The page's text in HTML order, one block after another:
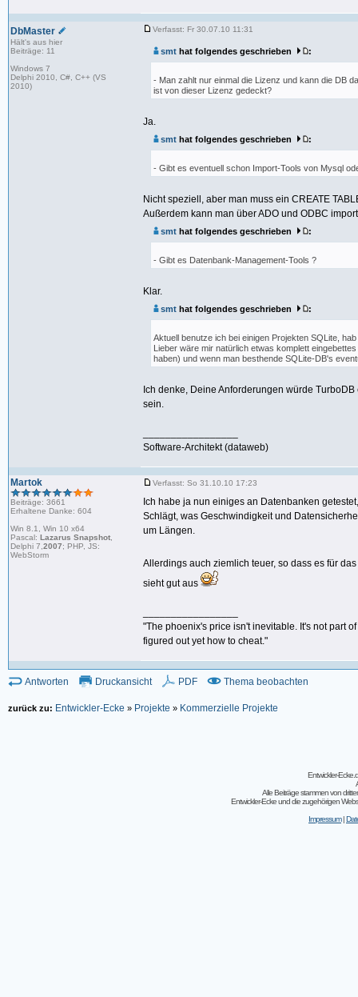
DbMaster
Hält's aus hier
Beiträge: 11
Windows 7
Delphi 2010, C#, C++ (VS
2010)
Verfasst: Fr 30.07.10 11:31
smt hat folgendes geschrieben :
- Man zahlt nur einmal die Lizenz und kann die DB
ist von dieser Lizenz gedeckt?
Ja.
smt hat folgendes geschrieben :
- Gibt es eventuell schon Import-Tools von Mysql
Nicht speziell, aber man muss ein CREATE
Außerdem kann man über ADO und ODBC
smt hat folgendes geschrieben :
- Gibt es Datenbank-Management-Tools ?
Klar.
smt hat folgendes geschrieben :
Aktuell benutze ich bei einigen Projekten SQLite,
Lieber wäre mir natürlich etwas komplett
haben) und wenn man besthende SQLite-DB's
Ich denke, Deine Anforderungen würde
sein.
Software-Architekt (dataweb)
Martok
Beiträge: 3661
Erhaltene Danke: 604
Win 8.1, Win 10 x64
Pascal: Lazarus Snapshot
Delphi 7, 2007; PHP, JS:
WebStorm
Verfasst: So 31.10.10 17:23
Ich habe ja nun einiges an Datenbanken
Schlägt, was Geschwindigkeit und
um Längen.
Allerdings auch ziemlich teuer, so dass es für
sieht gut aus
"The phoenix's price isn't inevitable. It's not part
figured out yet how to cheat."
Antworten Druckansicht PDF Thema beobachten
zurück zu: Entwickler-Ecke » Projekte » Kommerzielle Projekte
Entwickler-
Alle Beiträge stammen von
Entwickler-Ecke und die zugehörigen
Impressum|